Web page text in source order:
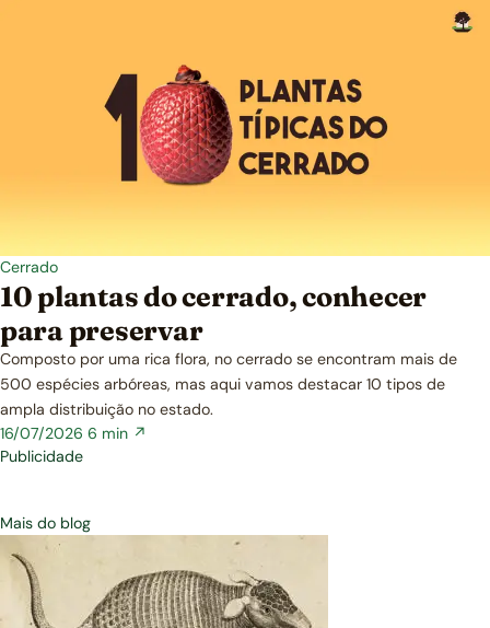
Cerrado
10 plantas do cerrado, conhecer
para preservar
Composto por uma rica flora, no cerrado se encontram mais de
500 espécies arbóreas, mas aqui vamos destacar 10 tipos de
ampla distribuição no estado.
16/07/2026 6 min ↗
Publicidade
Mais do blog